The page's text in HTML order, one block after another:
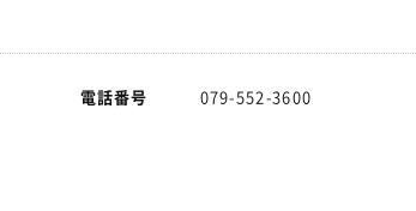
電話番号 079-552-3600